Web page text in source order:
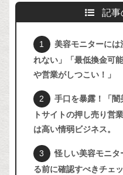
記事
美容モニターには
れない」「最低換金可
や営業がしつこい！」
手口を暴露！「闇
トサイトの押し売り営
は高い情弱ビジネス。
怪しい美容モニタ
る前に確認すべきチェ